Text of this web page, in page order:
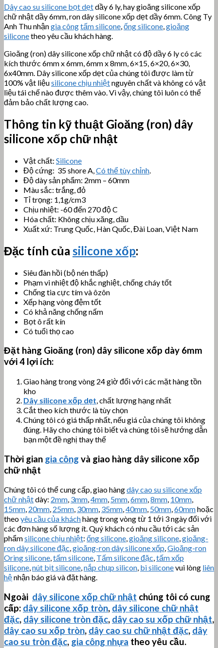
Dây cao su silicone bọt dẹtdầy 6 ly, hay gioăng silicone xốp
chữ nhật dầy 6mm, ron dây silicone xốp dẹt dầy 6mm. Công Ty
Anh Thu nhậngia côngtấm silicone,ống silicone,gioăng
siliconetheo yêu cầu khách hàng.
Gioăng (ron) dây silicone xốp chữ nhật có độ dầy 6 ly có các
kích thước 6mm x 6mm, 6mm x 8mm, 6×15, 6×20, 6×30,
6x40mm. Dây silicone xốp dẹt của chúng tôi được làm từ
100% vật liệusilicone chịu nhiệtnguyên chất và không có vật
liệu tái chế nào được thêm vào. Vì vậy, chúng tôi luôn có thể
đảm bảo chất lượng cao.
Thông tin kỹ thuật Gioăng (ron) dây
silicone xốp chữ nhật
Vật chất: Silicone
Độ cứng: 35 shore A, Có thể tùy chỉnh
Độ dày sản phẩm: 2mm – 60mm
Màu sắc: trắng, đỏ
Tỉ trọng: 1,1g/cm3
Chịu nhiệt: -60 đến 270 độ C
Hóa chất: Không chịu xăng, dầu
Xuất xứ: Trung Quốc, Hàn Quốc, Đài Loan, Việt Nam
Đặc tính của silicone xốp:
Siêu đàn hồi (bộ nén thấp)
Phạm vi nhiệt độ khắc nghiệt, chống cháy tốt
Chống tia cực tím và ôzôn
Xếp hạng vòng đệm tốt
Có khả năng chống nấm
Bọt ô rất kín
Có tuổi thọ cao
Đặt hàng Gioăng (ron) dây silicone xốp dày 6mm
với 4 lợi ích:
Giao hàng trong vòng 24 giờ đối với các mặt hàng tồn
kho
Dây silicone xốp dẹt, chất lượng hạng nhất
Cắt theo kích thước là tùy chọn
Chúng tôi có giá thấp nhất, nếu giá của chúng tôi không
đúng. Hãy cho chúng tôi biết và chúng tôi sẽ hướng dẫn
bạn một đề nghị thay thế
Thời gian gia công và giao hàng dây silicone xốp
chữ nhật
Chúng tôi có thể cung cấp, giao hàngdây cao su silicone xốp
chữ nhậtdày: 2mm, 3mm,4mm, 5mm,6mm,8mm, 10mm,
15mm, 20mm, 25mm, 30mm, 35mm,40mm, 50mm,60mmhoặc
theoyêu cầu của kháchhàng trong vòng từ 1 tới 3 ngày đối với
các đơn hàng số lượng ít. Quý khách có nhu cầu tới các sản
phẩmsilicone chịu nhiệt: ống silicone,gioăng silicone,gioăng-
ron dây silicone đặc,gioăng-ron dây silicone xốp,Gioăng-ron
Oring silicone,tấm silicone, Tấm silicone đặc,tấm xốp
silicone,nút bịt silicone,nắp chụp silicon, bi siliconevui lòng liên
hệnhận báo giá và đặt hàng.
Ngoài dây silicone xốp chữ nhật chúng tôi có cung
cấp: dây silicone xốp tròn, dây silicone chữ nhật
đặc, dây silicone tròn đặc, dây cao su xốp chữ nhật,
dây cao su xốp tròn, dây cao su chữ nhật đặc, dây
cao su tròn đặc, gia công nhựa theo yêu cầu.